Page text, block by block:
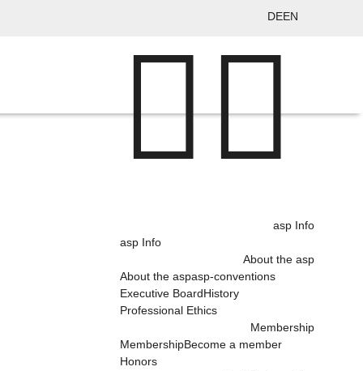
DEEN
asp Info
asp Info
About the asp
About the aspasp-conventions
Executive BoardHistory
Professional Ethics
Membership
MembershipBecome a member
Honors